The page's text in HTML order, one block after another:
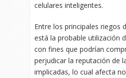
celulares inteligentes.
Entre los principales riegos
está la probable utilización
con fines que podrían
perjudicar la reputación de
implicadas, lo cual afecta